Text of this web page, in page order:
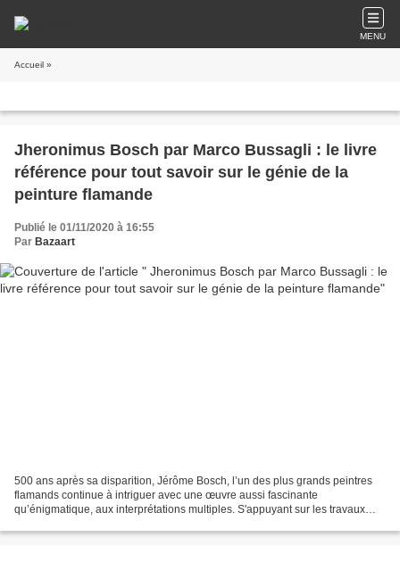
MENU
Accueil »
Jheronimus Bosch par Marco Bussagli : le livre
référence pour tout savoir sur le génie de la
peinture flamande
Publié le 01/11/2020 à 16:55
Par Bazaart
500 ans après sa disparition, Jérôme Bosch, l’un des plus grands peintres
flamands continue à intriguer avec une œuvre aussi fascinante
qu’énigmatique, aux interprétations multiples. S'appuyant sur les travaux